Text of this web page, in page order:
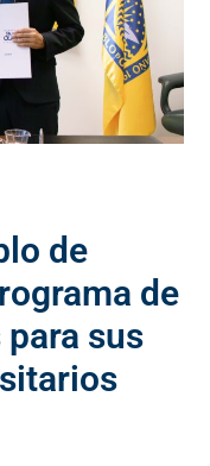
de
de
sus